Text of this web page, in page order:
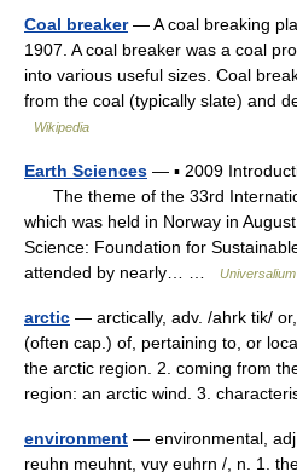
Coal breaker— A coal breaking
1907. A coal breaker was a coal
into various useful sizes. Coal
from the coal (typically slate) and
Wikipedia
Earth Sciences — ▪ 2009
The theme of the 33rd
which was held in Norway in
Science: Foundation for
attended by nearly… …
Universalium
arctic — arctically, adv. /ahrk tik/
(often cap.) of, pertaining to, or
the arctic region. 2. coming from
region: an arctic wind. 3.
environment — environmental,
reuhn meuhnt, vuy euhrn /, n. 1.